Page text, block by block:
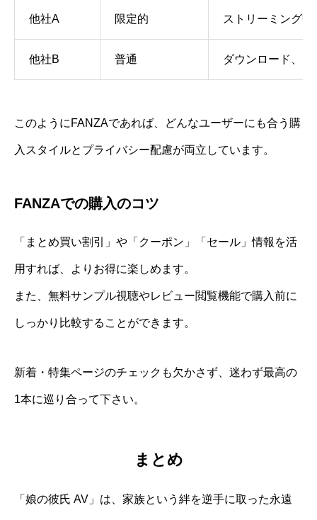
他社A 限定的 ストリーミング中
他社B 普通 ダウンロード、
このようにFANZAであれば、どんなユーザーにも合う購
入スタイルとプライバシー配慮が両立しています。
FANZAでの購入のコツ
「まとめ買い割引」や「クーポン」「セール」情報を活
用すれば、よりお得に楽しめます。
また、無料サンプル視聴やレビュー閲覧機能で購入前に
しっかり比較することができます。
新着・特集ページのチェックも欠かさず、迷わず最高の
1本に巡り合って下さい。
まとめ
「娘の彼氏 AV」は、家族という絆を逆手に取った永遠